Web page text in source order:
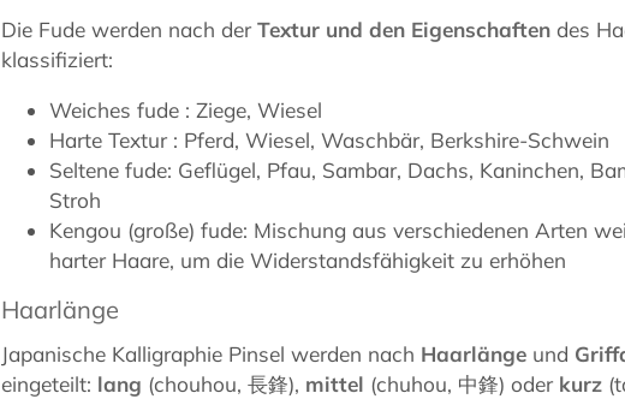
Die Fude werden nach derTextur und den Eigenschaften des
klassifiziert:
Weiches fude : Ziege, Wiesel
Harte Textur : Pferd, Wiesel, Waschbär, Berkshire-Schwein
Seltene fude: Geflügel, Pfau, Sambar, Dachs, Kaninchen,
Stroh
Kengou (große) fude: Mischung aus verschiedenen Arten
harter Haare, um die Widerstandsfähigkeit zu erhöhen
Haarlänge
Japanische Kalligraphie Pinsel werden nach Haarlänge und
eingeteilt: lang (chouhou, 長鋒), mittel (chuhou, 中鋒) oder kurz